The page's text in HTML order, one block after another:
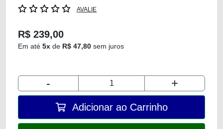
AVALIE
R$ 239,00
Em até 5x de R$ 47,80 sem juros
- +
Adicionar ao Carrinho